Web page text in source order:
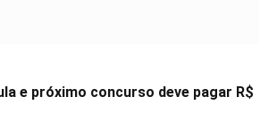
e próximo concurso deve pagar R$